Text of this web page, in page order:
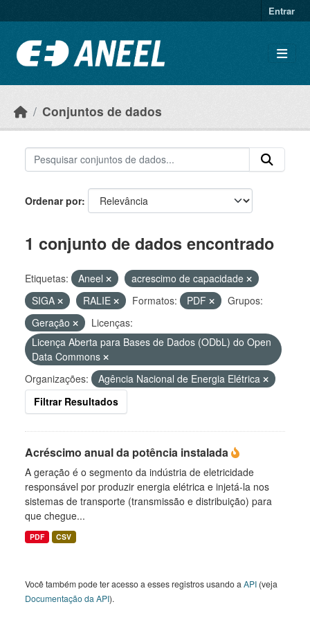
Entrar
Conjuntos de dados
Ordenar por
1 conjunto de dados encontrado
Etiquetas: Aneel
acrescimo de capacidade
SIGA
RALIE Formatos: PDF
Grupos:
Geração
Licenças:
Licença Aberta para Bases de Dados (ODbL) do Open
Data Commons
Organizações:
Agência Nacional de Energia Elétrica
Filtrar Resultados
Acréscimo anual da potência instalada
A geração é o segmento da indústria de eletricidade
responsável por produzir energia elétrica e injetá-la nos
sistemas de transporte (transmissão e distribuição) para
que chegue...
PDF CSV
Você também pode ter acesso a esses registros usando a API (veja
Documentação da API).